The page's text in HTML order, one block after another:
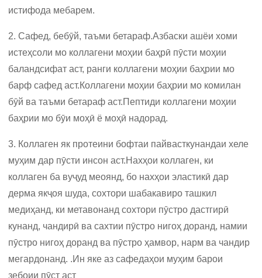
истифода мебарем.
2. Сафед, бебӯй, таъми бетараф.Азбаски ашёи хоми
истеҳсоли мо коллагени моҳии баҳрӣ пӯсти моҳии
баландсифат аст, ранги коллагени моҳии баҳрии мо
барф сафед аст.Коллагени моҳии баҳрии мо комилан
бӯй ва таъми бетараф аст.Пептиди коллагени моҳии
баҳрии мо бӯи моҳӣ ё моҳӣ надорад.
3. Коллаген як протеини бофтаи пайвасткунандаи хеле
муҳим дар пӯсти инсон аст.Нахҳои коллаген, ки
коллаген ба вуҷуд меоянд, бо нахҳои эластикӣ дар
дерма якҷоя шуда, сохтори шабакавиро ташкил
медиҳанд, ки метавонанд сохтори пӯстро дастгирӣ
кунанд, чандирӣ ва сахтии пӯстро нигоҳ доранд, намии
пӯстро нигоҳ доранд ва пӯстро ҳамвор, нарм ва чандир
мегардонанд. .Ин яке аз сафедаҳои муҳим барои
зебоии пӯст аст